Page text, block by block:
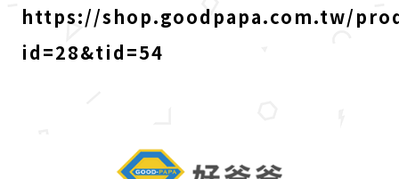
https://shop.goodpapa.com.tw/
id=28&tid=54